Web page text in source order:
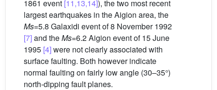
1861 event [11,13,14]), the two most recent
largest earthquakes in the Aigion area, the
Ms=5.8 Galaxidi event of 8 November 1992
[7]and theMs=6.2 Aigion event of 15 June
1995 [4]were not clearly associated with
surface faulting. Both however indicate
normal faulting on fairly low angle (30–35°)
north-dipping fault planes.